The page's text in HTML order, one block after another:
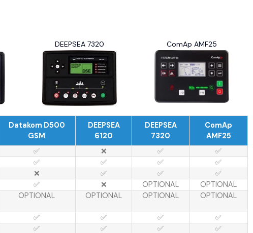
DEEPSEA 7320 ComAp AMF25
Datakom D500
GSM
DEEPSEA
6120
DEEPSEA
7320
ComAp
AMF25
✅ ❌ ✅
✅
✅ ✅ ✅
✅
❌ ✅ ✅
✅
✅ ❌ OPTIONAL
OPTIONAL
OPTIONAL OPTIONAL OPTIONAL OPTIONAL
✅ ✅ ✅
✅
✅ ✅ ✅ ✅